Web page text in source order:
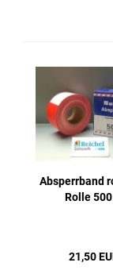
Absperrband
Rolle
21,50